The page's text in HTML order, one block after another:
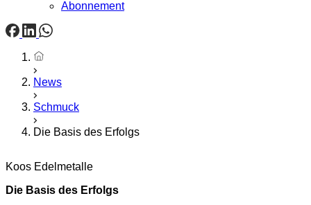
Abonnement
Startseite
News
Schmuck
Die Basis des Erfolgs
Koos Edelmetalle
Die Basis des Erfolgs